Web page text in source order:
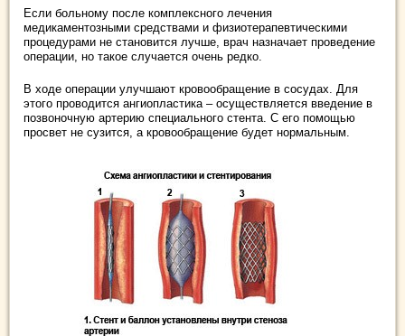
Если больному после комплексного лечения
медикаментозными средствами и физиотерапевтическими
процедурами не становится лучше, врач назначает проведение
операции, но такое случается очень редко.
В ходе операции улучшают кровообращение в сосудах. Для
этого проводится ангиопластика – осуществляется введение в
позвоночную артерию специального стента. С его помощью
просвет не сузится, а кровообращение будет нормальным.